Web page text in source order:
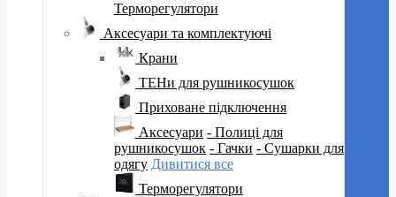
Терморегулятори
Аксесуари та комплектуючі
Крани
ТЕНи для рушникосушок
Приховане підключення
Аксесуари - Полиці для
рушникосушок - Гачки - Сушарки для
одягу Дивитися все
Терморегулятори